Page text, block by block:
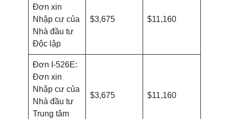
Đơn xin
Nhập cư của
Nhà đầu tư
Độc lập
$3,675 $11,160
Đơn I-526E:
Đơn xin
Nhập cư của
Nhà đầu tư
Trung tâm
$3,675 $11,160